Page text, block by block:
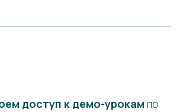
доступ к демо-урокам по